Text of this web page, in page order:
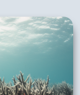
und damit
Ozeane ist zu
und
geht zurück,